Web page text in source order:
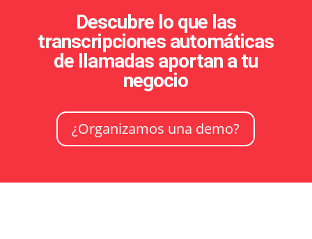
Descubre lo que las
transcripciones automáticas
de llamadas aportan a tu
negocio
¿Organizamos una demo?